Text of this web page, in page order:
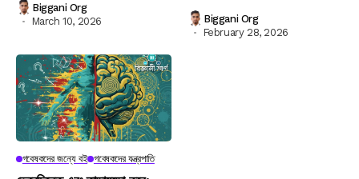
Biggani Org
March 10, 2026
Biggani Org
February 28, 2026
গবেষকদের জন্যে বই গবেষকদের যন্ত্রপাতি